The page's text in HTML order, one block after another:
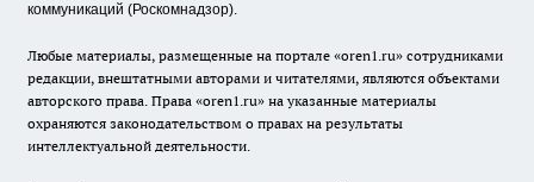
коммуникаций (Роскомнадзор).
Любые материалы, размещенные на портале «oren1.ru» сотрудниками
редакции, внештатными авторами и читателями, являются объектами
авторского права. Права «oren1.ru» на указанные материалы
охраняются законодательством о правах на результаты
интеллектуальной деятельности.